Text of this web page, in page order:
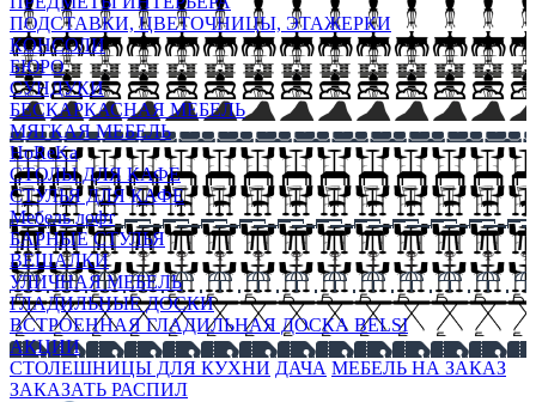
ПОДСТАВКИ, ЦВЕТОЧНИЦЫ, ЭТАЖЕРКИ
КОНСОЛИ
БЮРО
СУНДУКИ
БЕСКАРКАСНАЯ МЕБЕЛЬ
МЯГКАЯ МЕБЕЛЬ
HoReKa
СТОЛЫ ДЛЯ КАФЕ
СТУЛЬЯ ДЛЯ КАФЕ
Мебель лофт
БАРНЫЕ СТУЛЬЯ
ВЕШАЛКИ
УЛИЧНАЯ МЕБЕЛЬ
ГЛАДИЛЬНЫЕ ДОСКИ
ВСТРОЕННАЯ ГЛАДИЛЬНАЯ ДОСКА BELSI
АКЦИИ
СТОЛЕШНИЦЫ ДЛЯ КУХНИ ДАЧА МЕБЕЛЬ НА ЗАКАЗ
ЗАКАЗАТЬ РАСПИЛ